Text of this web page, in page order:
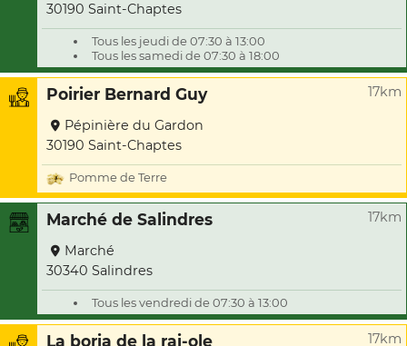
30190 Saint-Chaptes
Tous les jeudi de 07:30 à 13:00
Tous les samedi de 07:30 à 18:00
Poirier Bernard Guy 17km
Pépinière du Gardon
30190 Saint-Chaptes
Pomme de Terre
Marché de Salindres 17km
Marché
30340 Salindres
Tous les vendredi de 07:30 à 13:00
La boria de la rai-ole 17km